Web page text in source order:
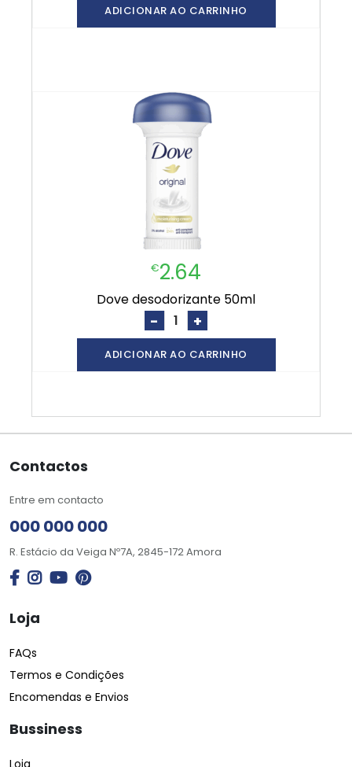
ADICIONAR AO CARRINHO
€2.64
dove desodorizante 50ml
- +
ADICIONAR AO CARRINHO
Contactos
Entre em contacto
000 000 000
R. Estácio da Veiga Nº7A, 2845-172 Amora
Loja
FAQs
Termos e Condições
Encomendas e Envios
Bussiness
Loja